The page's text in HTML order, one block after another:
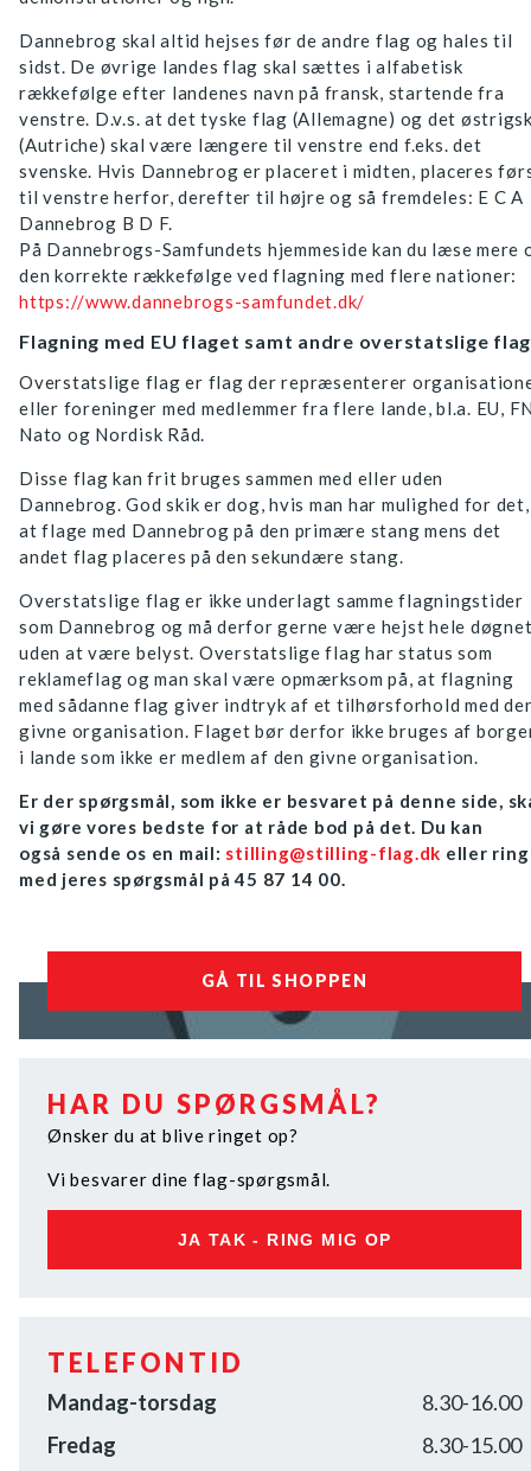
Dannebrog skal altid hejses før de andre flag og hales til
sidst. De øvrige landes flag skal sættes i alfabetisk
rækkefølge efter landenes navn på fransk, startende fra
venstre. D.v.s. at det tyske flag (Allemagne) og det
(Autriche) skal være længere til venstre end f.eks. det
svenske. Hvis Dannebrog er placeret i midten, placeres
til venstre herfor, derefter til højre og så fremdeles: E C A
Dannebrog B D F.
På Dannebrogs-Samfundets hjemmeside kan du læse mere
den korrekte rækkefølge ved flagning med flere nationer:
https://www.dannebrogs-samfundet.dk/
Flagning med EU flaget samt andre overstatslige flag
Overstatslige flag er flag der repræsenterer
eller foreninger med medlemmer fra flere lande, bl.a. EU,
Nato og Nordisk Råd.
Disse flag kan frit bruges sammen med eller uden
Dannebrog. God skik er dog, hvis man har mulighed for det,
at flage med Dannebrog på den primære stang mens det
andet flag placeres på den sekundære stang.
Overstatslige flag er ikke underlagt samme flagningstider
som Dannebrog og må derfor gerne være hejst hele
uden at være belyst. Overstatslige flag har status som
reklameflag og man skal være opmærksom på, at flagning
med sådanne flag giver indtryk af et tilhørsforhold med
givne organisation. Flaget bør derfor ikke bruges af
i lande som ikke er medlem af den givne organisation.
Er der spørgsmål, som ikke er besvaret på denne side,
vi gøre vores bedste for at råde bod på det. Du kan
også sende os en mail: stilling@stilling-flag.dk eller ring
med jeres spørgsmål på 45 87 14 00.
GÅ TIL SHOPPEN
HAR DU SPØRGSMÅL?
Ønsker du at blive ringet op?
Vi besvarer dine flag-spørgsmål.
JA TAK - RING MIG OP
TELEFONTID
Mandag-torsdag
8.30-16.00
Fredag
8.30-15.00